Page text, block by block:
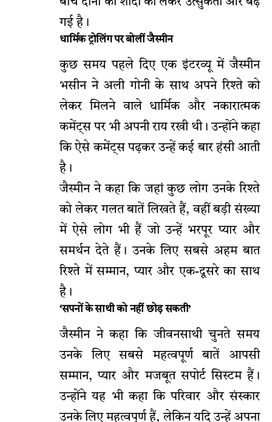
गई है।
धार्मिक ट्रोलिंग पर बोलीं जैस्मीन
कुछ समय पहले दिए एक इंटरव्यू में जैस्मीन
भसीन ने अली गोनी के साथ अपने रिश्ते को
लेकर मिलने वाले धार्मिक और नकारात्मक
कमेंट्स पर भी अपनी राय रखी थी। उन्होंने कहा
कि ऐसे कमेंट्स पढ़कर उन्हें कई बार हंसी आती
है।
जैस्मीन ने कहा कि जहां कुछ लोग उनके रिश्ते
को लेकर गलत बातें लिखते हैं, वहीं बड़ी संख्या
में ऐसे लोग भी हैं जो उन्हें भरपूर प्यार और
समर्थन देते हैं। उनके लिए सबसे अहम बात
रिश्ते में सम्मान, प्यार और एक-दूसरे का साथ
है।
‘सपनों के साथी को नहीं छोड़ सकती’
जैस्मीन ने कहा कि जीवनसाथी चुनते समय
उनके लिए सबसे महत्वपूर्ण बातें आपसी
सम्मान, प्यार और मजबूत सपोर्ट सिस्टम हैं।
उन्होंने यह भी कहा कि परिवार और संस्कार
उनके लिए महत्वपूर्ण हैं, लेकिन यदि उन्हें अपना